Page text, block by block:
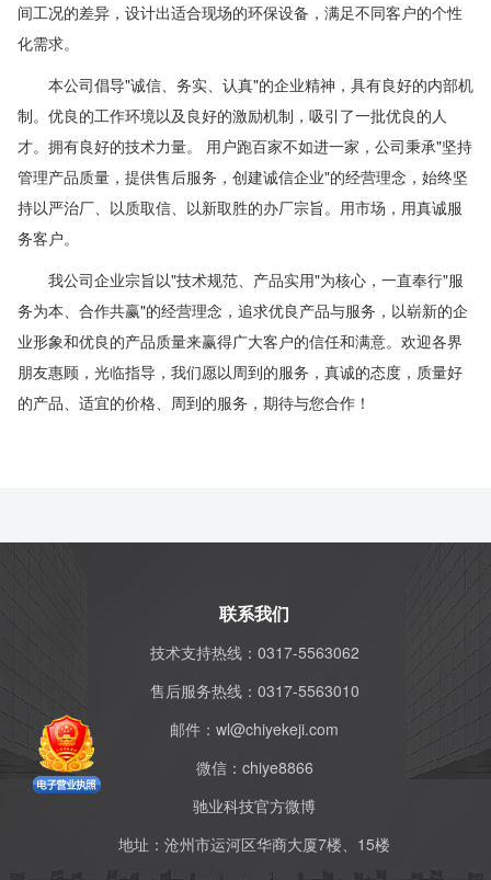
间工况的差异，设计出适合现场的环保设备，满足不同客户的个性
化需求。
本公司倡导"诚信、务实、认真"的企业精神，具有良好的内部机
制。优良的工作环境以及良好的激励机制，吸引了一批优良的人
才。拥有良好的技术力量。 用户跑百家不如进一家，公司秉承"坚持
管理产品质量，提供售后服务，创建诚信企业"的经营理念，始终坚
持以严治厂、以质取信、以新取胜的办厂宗旨。用市场，用真诚服
务客户。
我公司企业宗旨以"技术规范、产品实用"为核心，一直奉行"服
务为本、合作共赢"的经营理念，追求优良产品与服务，以崭新的企
业形象和优良的产品质量来赢得广大客户的信任和满意。欢迎各界
朋友惠顾，光临指导，我们愿以周到的服务，真诚的态度，质量好
的产品、适宜的价格、周到的服务，期待与您合作！
联系我们
技术支持热线：0317-5563062
售后服务热线：0317-5563010
邮件： wl@chiyekeji.com
微信： chiye8866
驰业科技官方微博
地址：沧州市运河区华商大厦7楼、15楼